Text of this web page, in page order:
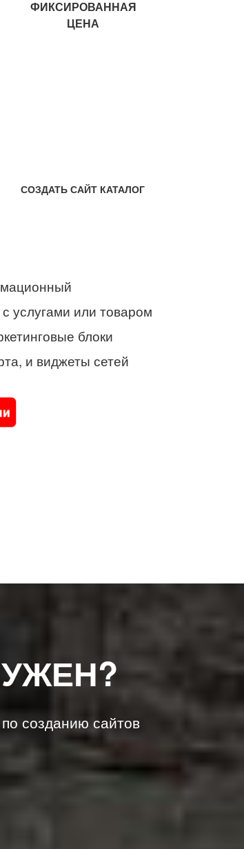
ФИКСИРОВАННАЯ
ЦЕНА
СОЗДАТЬ САЙТ КАТАЛОГ
услугами или товаром
блоки
и виджеты сетей
созданию сайтов